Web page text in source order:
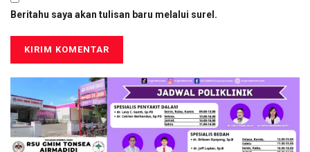
Beritahu saya akan tulisan baru melalui surel.